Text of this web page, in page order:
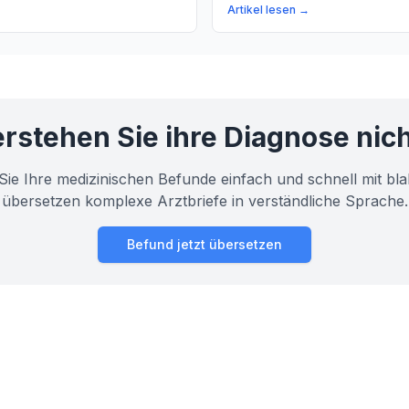
aufbaut. Wir klären die
Sie, wie unser Körper neue
Artikel lesen →
Sie ihre Diagnose
Ihre medizinischen Befunde einfach und schnell mit
übersetzen komplexe Arztbriefe in verständliche Sprache.
Befund jetzt übersetzen